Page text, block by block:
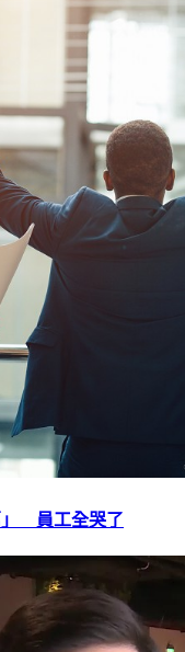
」 員工全哭了